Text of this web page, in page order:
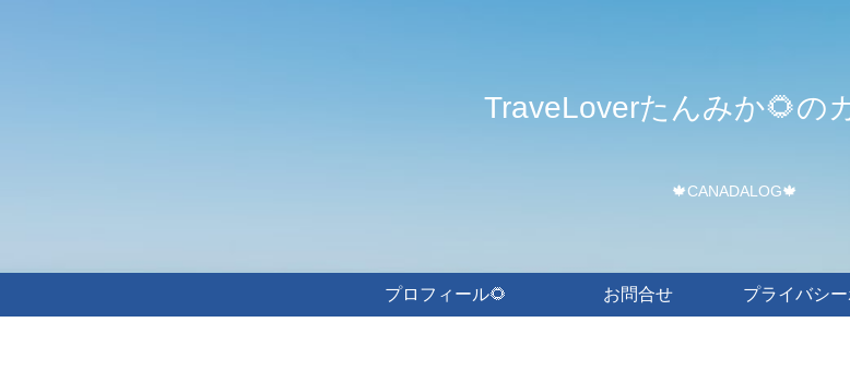
TraveLoverたんみか🌻の
🍁CANADALOG🍁
プロフィール🌻 お問合せ プライバシ